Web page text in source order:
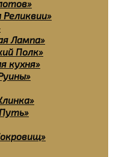
Реликвии»
Лампа»
Полк»
кухня»